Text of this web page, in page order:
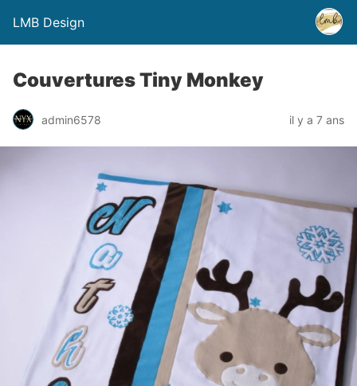
LMB Design
Couvertures Tiny Monkey
admin6578 il y a 7 ans